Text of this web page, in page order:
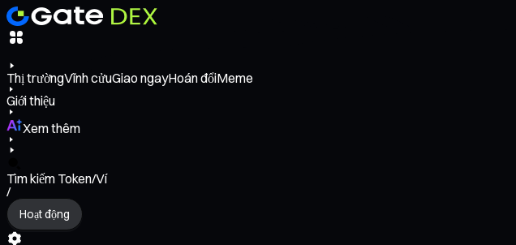
Thị trườngVĩnh cửuGiao ngayHoán đổiMeme
Giới thiệu
Xem thêm
Tìm kiếm Token/Ví
/
Hoạt động